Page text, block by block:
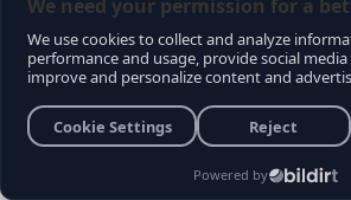
FRMPL FORMUL
PLASTIK VE METAL
35,24
FROTO FORD
OTOSAN
78,60
FZLGY FUZUL
-1,45